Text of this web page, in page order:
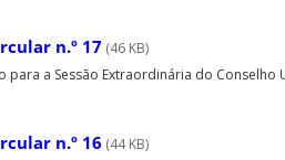
n.º 17 (46 KB)
para a Sessão Extraordinária do
n.º 16 (44 KB)